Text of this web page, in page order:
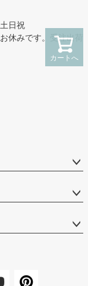
カートへ
日祝
休みです。受注出荷